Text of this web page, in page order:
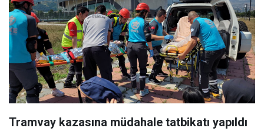
Tramvay kazasına müdahale tatbikatı yapıldı